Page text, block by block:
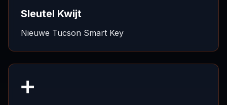
Sleutel Kwijt
Nieuwe Tucson Smart Key
➕